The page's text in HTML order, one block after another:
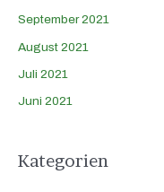
September 2021
August 2021
Juli 2021
Juni 2021
Kategorien